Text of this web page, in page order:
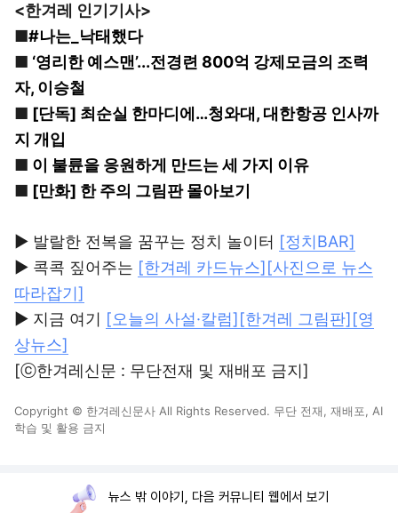
<한겨레 인기기사>
■#나는_낙태했다
■ ‘영리한 예스맨’...전경련 800억 강제모금의 조력
자, 이승철
■ [단독] 최순실 한마디에…청와대, 대한항공 인사까
지 개입
■ 이 불륜을 응원하게 만드는 세 가지 이유
■ [만화] 한 주의 그림판 몰아보기
▶ 발랄한 전복을 꿈꾸는 정치 놀이터 [정치BAR]
▶ 콕콕 짚어주는 [한겨레 카드뉴스] [사진으로 뉴스
따라잡기]
▶ 지금 여기 [오늘의 사설·칼럼] [한겨레 그림판] [영
상뉴스]
[ⓒ한겨레신문 : 무단전재 및 재배포 금지]
Copyright © 한겨레신문사 All Rights Reserved. 무단 전재, 재배포, AI
학습 및 활용 금지
뉴스 밖 이야기, 다음 커뮤니티 웹에서 보기